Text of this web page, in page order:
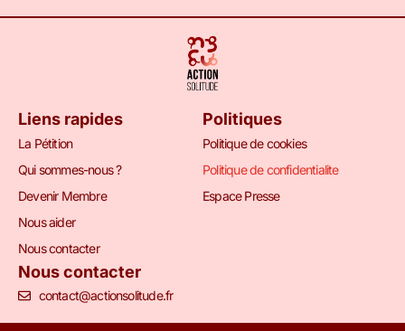
Liens rapides
La Pétition
Qui sommes-nous ?
Devenir Membre
Nous aider
Nous contacter
Politiques
Politique de cookies
Politique de confidentialite
Espace Presse
Nous contacter
contact@actionsolitude.fr